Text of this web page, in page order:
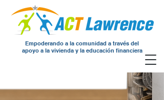
Empoderando a la comunidad a través del
apoyo a la vivienda y la educación financiera